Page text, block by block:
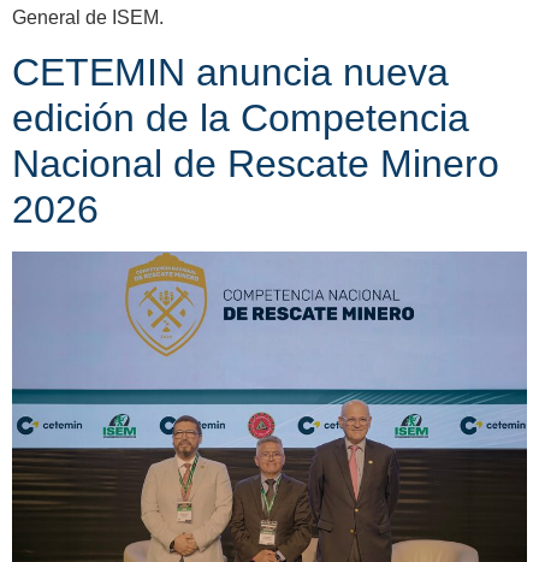
General de ISEM.
CETEMIN anuncia nueva
edición de la Competencia
Nacional de Rescate Minero
2026